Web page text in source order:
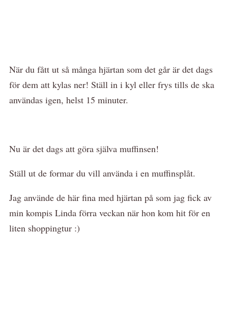
När du fått ut så många hjärtan som det går är det dags
för dem att kylas ner! Ställ in i kyl eller frys tills de ska
användas igen, helst 15 minuter.
Nu är det dags att göra själva muffinsen!
Ställ ut de formar du vill använda i en muffinsplåt.
Jag använde de här fina med hjärtan på som jag fick av
min kompis Linda förra veckan när hon kom hit för en
liten shoppingtur :)